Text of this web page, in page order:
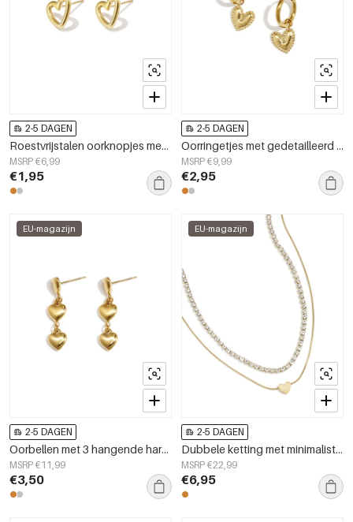
2-5 DAGEN
Roestvrijstalen oorknopjes met hartjesmotief, eenvoudige dagelijkse sieraden uit de Simple Series voor dames.
MSRP €6,99
€1,95
2-5 DAGEN
Oorringetjes met gedetailleerd hangend hartje
MSRP €9,99
€2,95
EU-magazijn
2-5 DAGEN
Oorbellen met 3 hangende hartjes
MSRP €11,99
€3,50
EU-magazijn
2-5 DAGEN
Dubbele ketting met minimalistisch hart en zirkonia
MSRP €22,99
€6,95